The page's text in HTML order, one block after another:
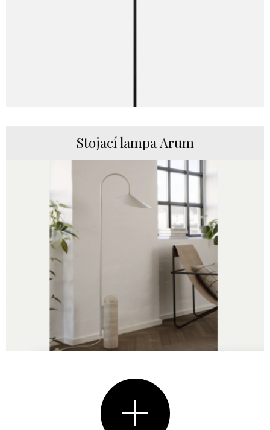
Stojací lampa Arum